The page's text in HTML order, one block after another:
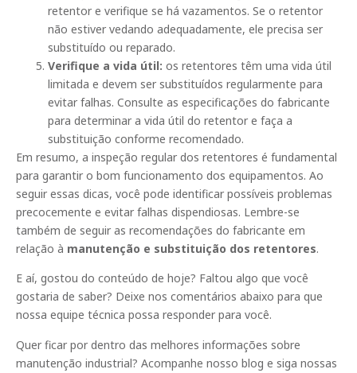
retentor e verifique se há vazamentos. Se o retentor
não estiver vedando adequadamente, ele precisa ser
substituído ou reparado.
Verifique a vida útil: os retentores têm uma vida útil
limitada e devem ser substituídos regularmente para
evitar falhas. Consulte as especificações do fabricante
para determinar a vida útil do retentor e faça a
substituição conforme recomendado.
Em resumo, a inspeção regular dos retentores é fundamental
para garantir o bom funcionamento dos equipamentos. Ao
seguir essas dicas, você pode identificar possíveis problemas
precocemente e evitar falhas dispendiosas. Lembre-se
também de seguir as recomendações do fabricante em
relação à manutenção e substituição dos retentores.
E aí, gostou do conteúdo de hoje? Faltou algo que você
gostaria de saber? Deixe nos comentários abaixo para que
nossa equipe técnica possa responder para você.
Quer ficar por dentro das melhores informações sobre
manutenção industrial? Acompanhe nosso blog e siga nossas